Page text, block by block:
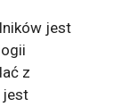
jest
z
jest